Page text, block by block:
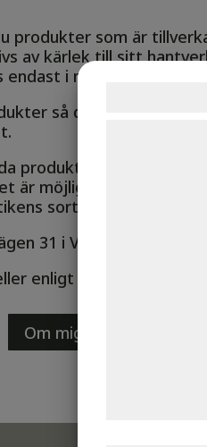
produkter som är
av kärlek till sitt
i några enstaka
så de passar in i
produkter att äta. Även
är möjligt närproducerat
sortiment.
31 i Växjö och har
enligt
Om mig